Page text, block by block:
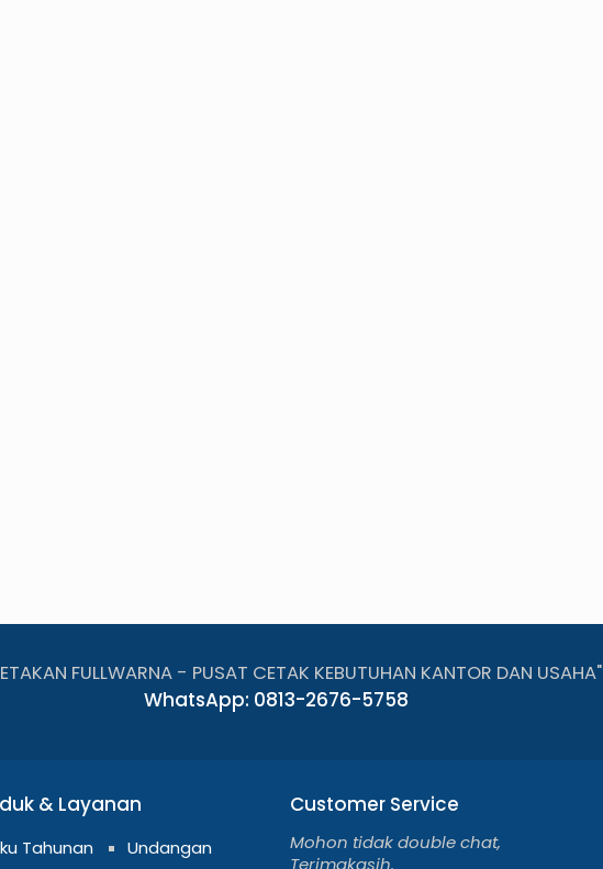
FULLWARNA - PUSAT CETAK KEBUTUHAN KANTOR DAN USAHA"
WhatsApp: 0813-2676-5758
& Layanan
Tahunan
Undangan
Customer Service
Mohon tidak double chat,
Terimakasih.